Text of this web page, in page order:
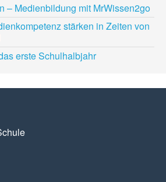
– Medienbildung mit MrWissen2go
stärken in Zeiten von
erste Schulhalbjahr